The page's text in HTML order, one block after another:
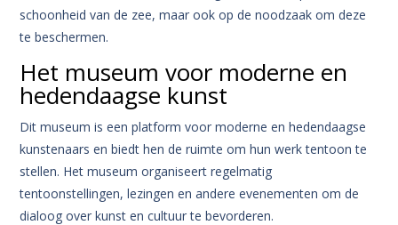
schoonheid van de zee, maar ook op de noodzaak om deze
te beschermen.
Het museum voor moderne en
hedendaagse kunst
Dit museum is een platform voor moderne en hedendaagse
kunstenaars en biedt hen de ruimte om hun werk tentoon te
stellen. Het museum organiseert regelmatig
tentoonstellingen, lezingen en andere evenementen om de
dialoog over kunst en cultuur te bevorderen.